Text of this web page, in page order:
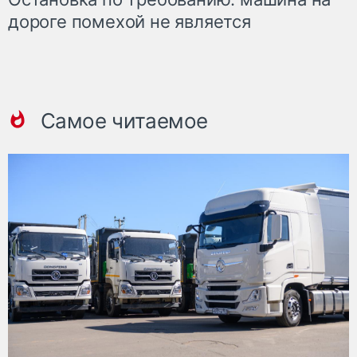
дороге помехой не является
Самое читаемое